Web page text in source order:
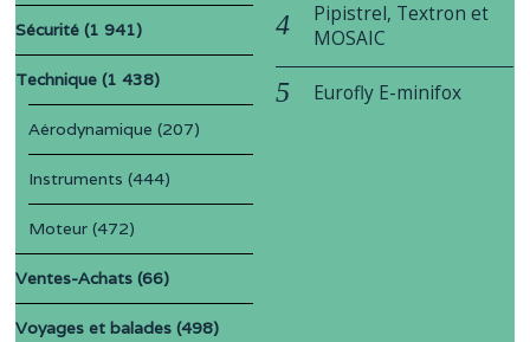
Sécurité (1 941)
Technique (1 438)
Aérodynamique (207)
Instruments (444)
Moteur (472)
Ventes-Achats (66)
Voyages et balades (498)
Pipistrel, Textron et
MOSAIC
Eurofly E-minifox